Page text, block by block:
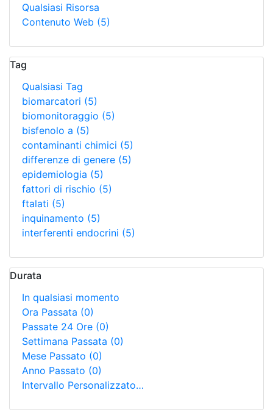
Qualsiasi Risorsa
Contenuto Web (5)
Tag
Qualsiasi Tag
biomarcatori (5)
biomonitoraggio (5)
bisfenolo a (5)
contaminanti chimici (5)
differenze di genere (5)
epidemiologia (5)
fattori di rischio (5)
ftalati (5)
inquinamento (5)
interferenti endocrini (5)
Durata
In qualsiasi momento
Ora Passata (0)
Passate 24 Ore (0)
Settimana Passata (0)
Mese Passato (0)
Anno Passato (0)
Intervallo Personalizzato…